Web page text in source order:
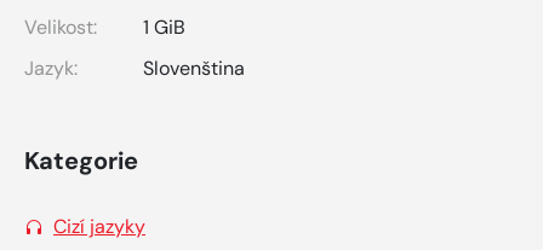
Velikost:
1 GiB
Jazyk:
Slovenština
Kategorie
Cizí jazyky